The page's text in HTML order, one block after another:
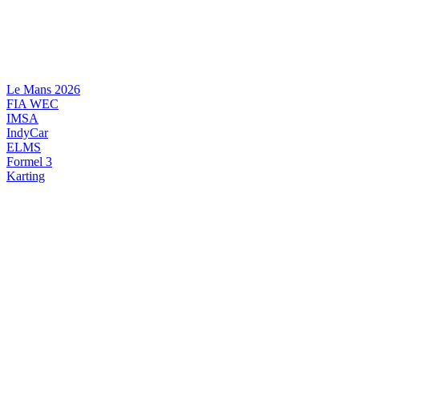
Le Mans 2026
FIA WEC
IMSA
IndyCar
ELMS
Formel 3
Karting